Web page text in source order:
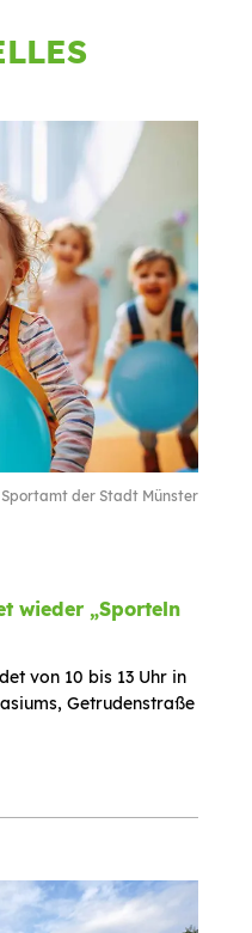
Sportamt der Stadt Münster
wieder „Sporteln
von 10 bis 13 Uhr in
Getrudenstraße